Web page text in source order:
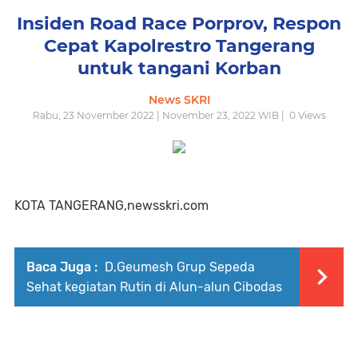
Insiden Road Race Porprov, Respon
Cepat Kapolrestro Tangerang
untuk tangani Korban
News SKRI
Rabu, 23 November 2022 | November 23, 2022 WIB | 0Views
KOTA TANGERANG,newsskri.com
Baca Juga : D,Geumesh Grup Sepeda
Sehat kegiatan Rutin di Alun-alun Cibodas